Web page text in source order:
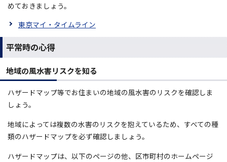
めておきましょう。
東京マイ・タイムライン
平常時の心得
地域の風水害リスクを知る
ハザードマップ等でお住まいの地域の風水害のリスクを確認しま
しょう。
地域によっては複数の水害のリスクを抱えているため、すべての種
類のハザードマップを必ず確認しましょう。
ハザードマップは、以下のページの他、区市町村のホームページ